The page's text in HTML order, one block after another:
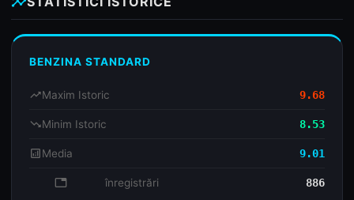
BENZINA STANDARD
trending_upMaxim Istoric 9.68
trending_downMinim Istoric 8.53
analyticsMedia 9.01
database înregistrări 886